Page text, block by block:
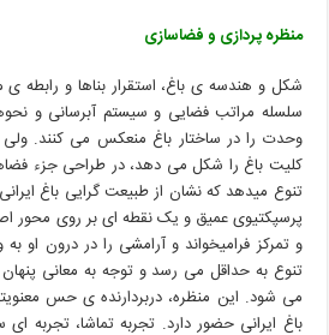
منظره پردازی و فضاسازی
شکل و هندسه ی باغ، استقرار بناها و رابطه ی
سلسله مراتب فضایی و سیستم آبرسانی و
وحدت را در ساختار باغ منعکس می کنند.
کلیت باغ را شکل می دهد، در طراحی جزء
تنوع میدهد که نشان از طبیعت گرایی باغ
پرسپکتیوی عمیق و یک نقطه ای بر روی محور
و تمرکز فرامیخواند و آرامشی را در درون او
تنوع به حداقل می رسد و توجه به معانی
می شود. این منظره، دربردارنده ی حس
باغ ایرانی حضور دارد. تجربه تماشا، تجربه